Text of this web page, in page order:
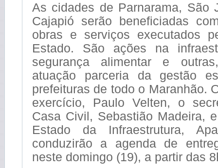
As cidades de Parnarama, São
Cajapió serão beneficiadas
obras e serviços executados
Estado. São ações na
segurança alimentar e
atuação parceria da gestão
prefeituras de todo o Maranhão.
exercício, Paulo Velten, o
Casa Civil, Sebastião Madeira,
Estado da Infraestrutura,
conduzirão a agenda de
neste domingo (19), a partir das